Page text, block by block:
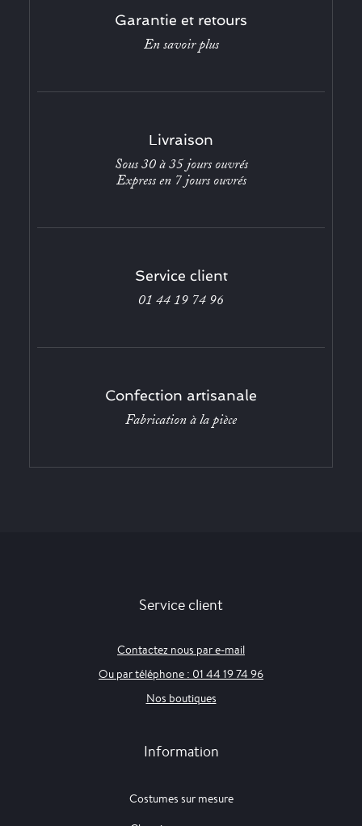
Garantie et retours
En savoir plus
Livraison
Sous 30 à 35 jours ouvrés
Express en 7 jours ouvrés
Service client
01 44 19 74 96
Confection artisanale
Fabrication à la pièce
Service client
Contactez nous par e-mail
Ou par téléphone : 01 44 19 74 96
Nos boutiques
Information
Costumes sur mesure